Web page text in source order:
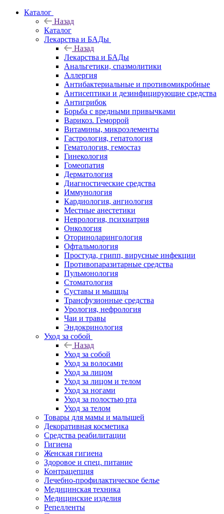
Каталог
Назад
Каталог
Лекарства и БАДы
Назад
Лекарства и БАДы
Анальгетики, спазмолитики
Аллергия
Антибактериальные и противомикробные
Антисептики и дезинфицирующие средства
Антигрибок
Борьба с вредными привычками
Варикоз. Геморрой
Витамины, микроэлементы
Гастрология, гепатология
Гематология, гемостаз
Гинекология
Гомеопатия
Дерматология
Диагностические средства
Иммунология
Кардиология, ангиология
Местные анестетики
Неврология, психиатрия
Онкология
Оториноларингология
Офтальмология
Простуда, грипп, вирусные инфекции
Противопаразитарные средства
Пульмонология
Стоматология
Суставы и мышцы
Трансфузионные средства
Урология, нефрология
Чаи и травы
Эндокринология
Уход за собой
Назад
Уход за собой
Уход за волосами
Уход за лицом
Уход за лицом и телом
Уход за ногами
Уход за полостью рта
Уход за телом
Товары для мамы и малышей
Декоративная косметика
Средства реабилитации
Гигиена
Женская гигиена
Здоровое и спец. питание
Контрацепция
Лечебно-профилактическое белье
Медицинская техника
Медицинские изделия
Репелленты